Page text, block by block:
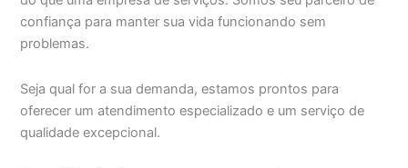
confiança para manter sua vida funcionando sem
problemas.
Seja qual for a sua demanda, estamos prontos para
oferecer um atendimento especializado e um serviço de
qualidade excepcional.